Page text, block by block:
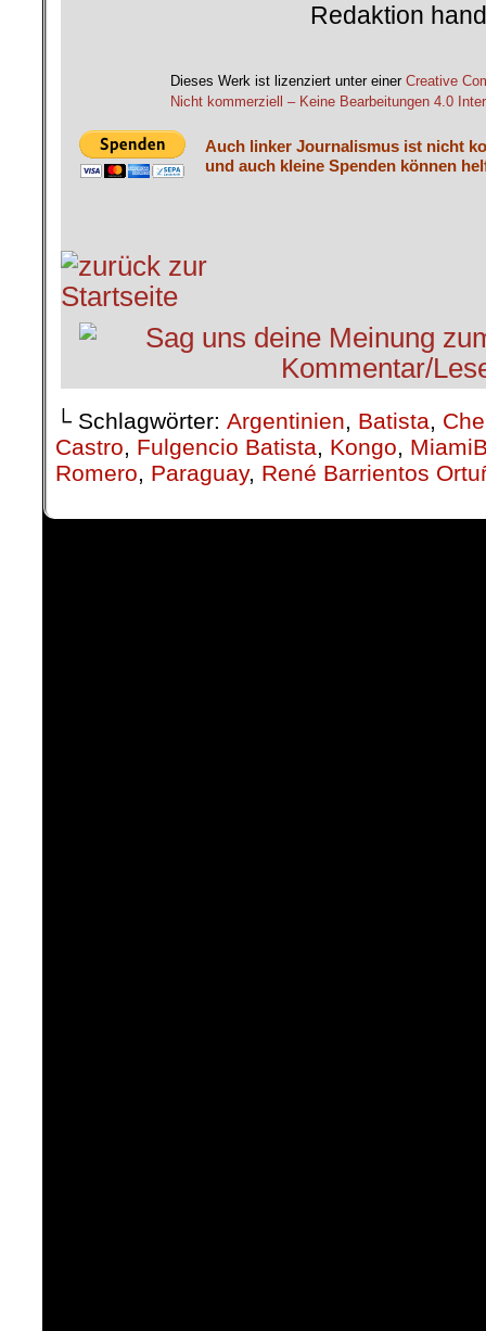
Redaktion
Dieses Werk ist lizenziert unter einer Creative
Nicht kommerziell – Keine Bearbeitungen 4.0
Auch linker Journalismus ist nicht
und auch kleine Spenden können
└ Schlagwörter: Argentinien, Batista, Che
Castro, Fulgencio Batista, Kongo,
Romero, Paraguay, René Barrientos